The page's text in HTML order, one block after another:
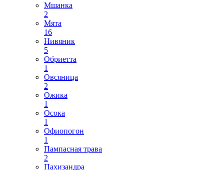
Мшанка
2
Мята
16
Нивяник
5
Обриетта
1
Овсяница
2
Ожика
1
Осока
1
Офиопогон
1
Пампасная трава
2
Пахизандра